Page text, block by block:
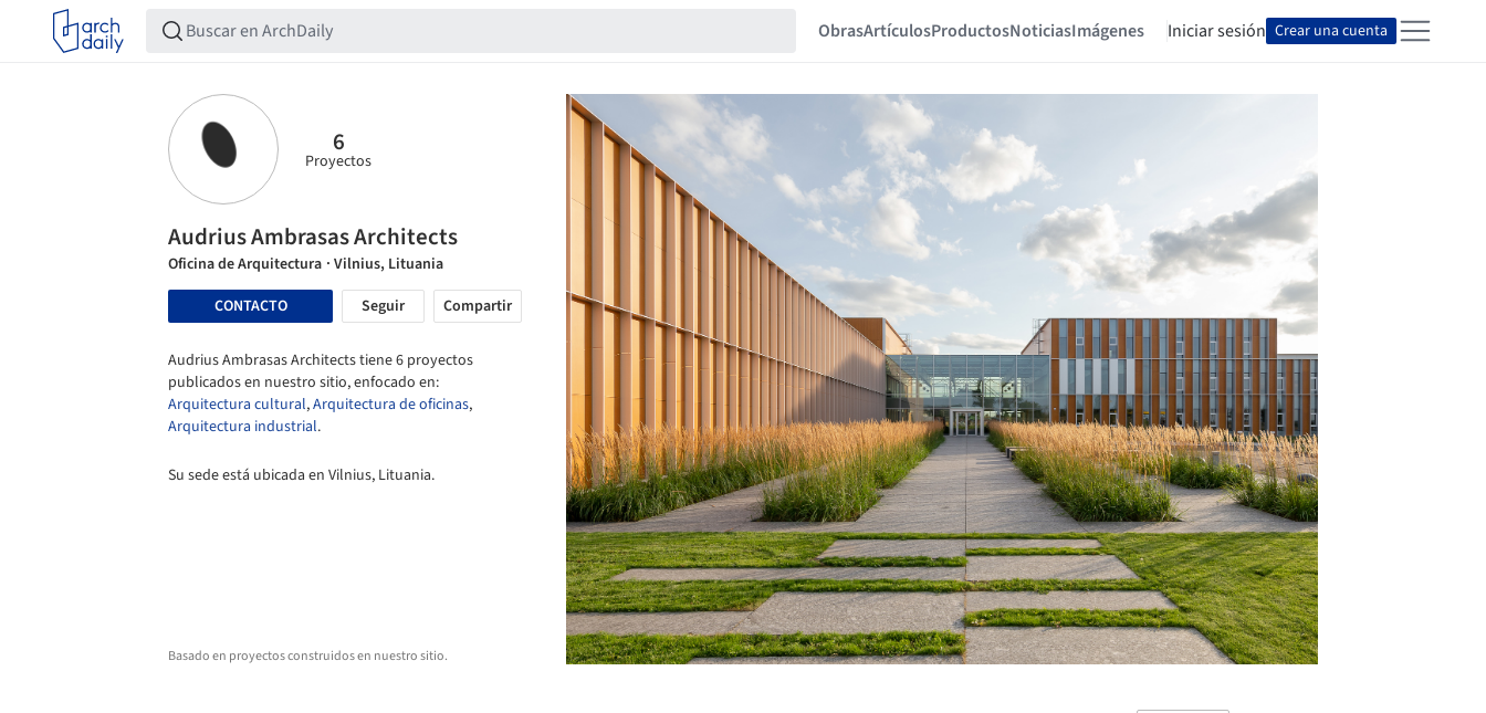
ObrasArtículosProductosNoticiasImágenes Iniciar sesión Crear una cuenta
6
Proyectos
Audrius Ambrasas Architects
Oficina de Arquitectura · Vilnius, Lituania
CONTACTO
Seguir Compartir
Audrius Ambrasas Architects tiene 6 proyectos
publicados en nuestro sitio, enfocado en:
Arquitectura cultural,Arquitectura de oficinas,
Arquitectura industrial.
Su sede está ubicada en Vilnius, Lituania.
Basado en proyectos construidos en nuestro sitio.